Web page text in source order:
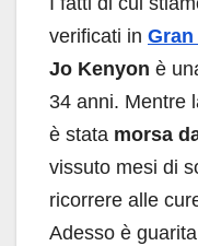
verificati in
Jo Kenyon è
34 anni. Mentre
è stata morsa
vissuto mesi di
ricorrere alle
Adesso è